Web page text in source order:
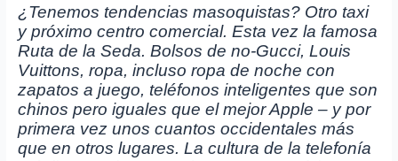
¿Tenemos tendencias masoquistas? Otro taxi
y próximo centro comercial. Esta vez la famosa
Ruta de la Seda. Bolsos de no-Gucci, Louis
Vuittons, ropa, incluso ropa de noche con
zapatos a juego, teléfonos inteligentes que son
chinos pero iguales que el mejor Apple – y por
primera vez unos cuantos occidentales más
que en otros lugares. La cultura de la telefonía